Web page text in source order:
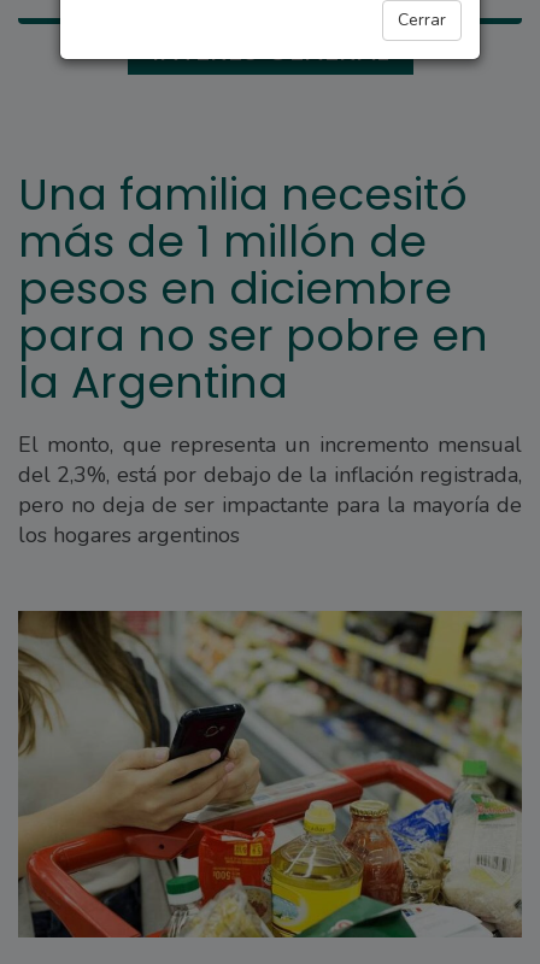
Cerrar
INTERÉS GENERAL
Una familia necesitó
más de 1 millón de
pesos en diciembre
para no ser pobre en
la Argentina
El monto, que representa un incremento mensual
del 2,3%, está por debajo de la inflación registrada,
pero no deja de ser impactante para la mayoría de
los hogares argentinos